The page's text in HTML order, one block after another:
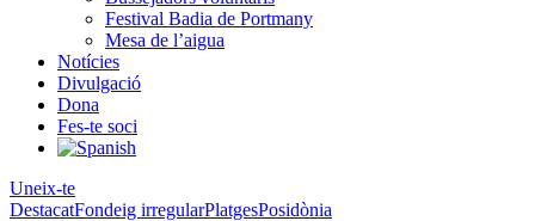
Festival Badia de Portmany
Mesa de l’aigua
Notícies
Divulgació
Dona
Fes-te soci
Uneix-te
DestacatFondeig irregularPlatgesPosidònia